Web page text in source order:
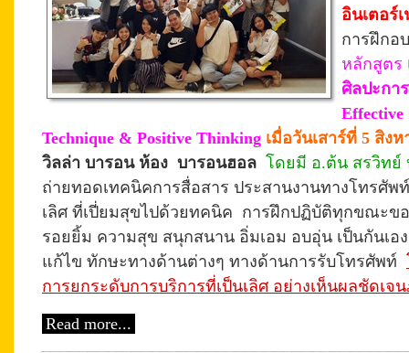
อินเตอร์
การฝึกอ
หลักสูตร
ศิลปะกา
Effective
Technique & Positive Thinking เมื่อวันเสาร์ที่ 5 สิงห
วิลล่า บารอน ห้อง บารอนฮอล โดยมี อ.ต้น สรวิทย์
ถ่ายทอดเทคนิคการสื่อสาร ประสานงานทางโทรศัพ
เลิศ ที่เปี่ยมสุขไปด้วยทคนิค การฝึกปฏิบัติทุกขณะข
รอยยิ้ม ความสุข สนุกสนาน อิ่มเอม อบอุ่น เป็นกันเอ
แก้ไข ทักษะทางด้านต่างๆ ทางด้านการรับโทรศัพท์
การยกระดับการบริการที่เป็นเลิศ อย่างเห็นผลชัดเจ
Read more...